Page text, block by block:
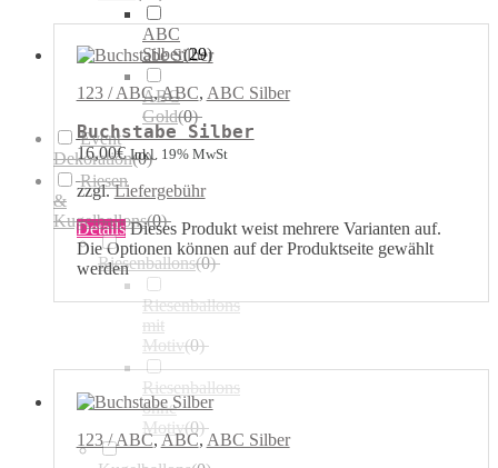
123 / ABC,ABC, ABC Silber
Buchstabe Silber
16,00€ Inkl. 19% MwSt
zzgl.Liefergebühr
Details Dieses Produkt weist mehrere Varianten auf.
Die Optionen können auf der Produktseite gewählt
werden
123 / ABC,ABC, ABC Silber
ABC
Silber(29)
ABC
Gold(0)
Event
Dekoration(0)
Riesen
&
Kugelballons(0)
Riesenballons(0)
Riesenballons
mit
Motiv(0)
Riesenballons
ohne
Motiv(0)